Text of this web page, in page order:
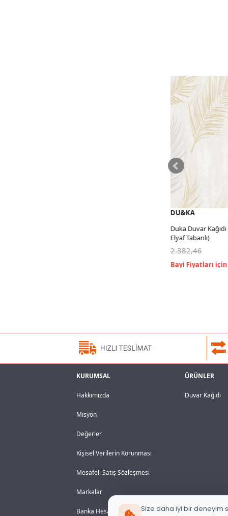
DU&KA
Duka Duvar Kağıdı
Elyaf Tabanlı)
2.382,46
KURUMSAL
Hakkımızda
Misyon
Değerler
Kişisel Verilerin Korunması
Mesafeli Satış Sözleşmesi
Markalar
Banka Hesaplarımız
ÜRÜNLER
Duvar Kağıdı
Size daha iyi bir deneyim